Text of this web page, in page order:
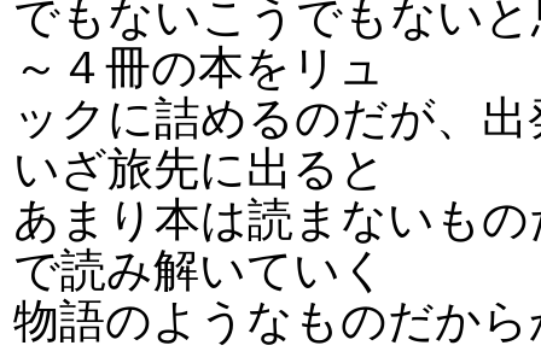
でもないこうでもない
～４冊の本をリュ
ックに詰めるのだが、
いざ旅先に出ると
あまり本は読まないも
で読み解いていく
物語のようなものだか